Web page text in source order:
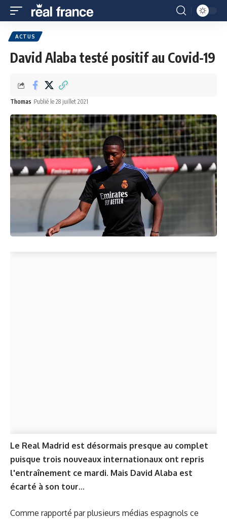
ACTUS
David Alaba testé positif au Covid-19
Thomas Publié le 28 juillet 2021
Le Real Madrid est désormais presque au complet
puisque trois nouveaux internationaux ont repris
l'entraînement ce mardi. Mais David Alaba est
écarté à son tour...
Comme rapporté par plusieurs médias espagnols ce